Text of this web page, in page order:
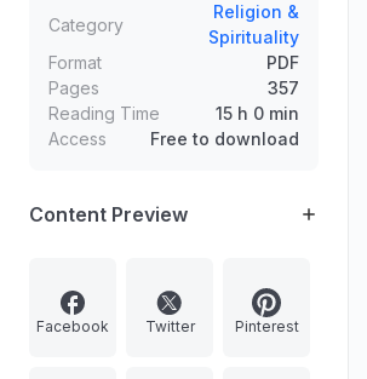
Category
Religion &
Spirituality
Format
PDF
Pages
357
Reading Time
15 h 0 min
Access
Free to download
Content Preview
Facebook Twitter Pinterest